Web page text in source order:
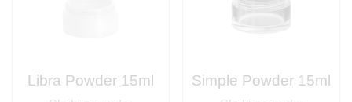
Libra Powder 15ml Simple Powder 15ml